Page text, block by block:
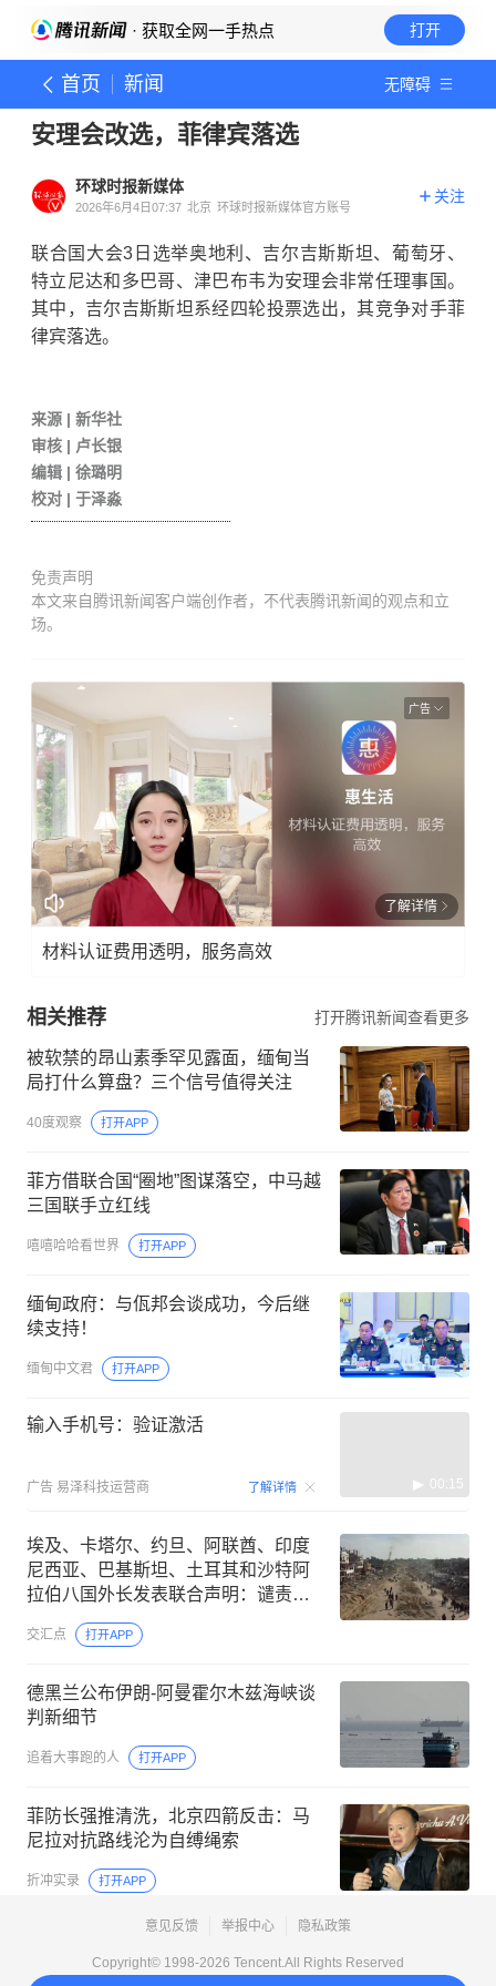
· 获取全网一手热点 打开
首页 新闻 无障碍
安理会改选，菲律宾落选
环球时报新媒体
2026年6月4日07:37 北京 环球时报新媒体官方账号
关注
联合国大会3日选举奥地利、吉尔吉斯斯坦、葡萄牙、
特立尼达和多巴哥、津巴布韦为安理会非常任理事国。
其中， 吉尔吉斯斯坦系经四轮投票选出，其竞争对手菲
律宾落选。
来源 | 新华社
审核 | 卢长银
编辑 | 徐璐明
校对 | 于泽淼
免责声明
本文来自腾讯新闻客户端创作者，不代表腾讯新闻的观点和立
场。
广告
了解详情
材料认证费用透明，服务高效
相关推荐 打开腾讯新闻查看更多
被软禁的昂山素季罕见露面，缅甸当
局打什么算盘？三个信号值得关注
40度观察 打开APP
菲方借联合国“圈地”图谋落空，中马越
三国联手立红线
嘻嘻哈哈看世界 打开APP
缅甸政府：与佤邦会谈成功，今后继
续支持！
缅甸中文君 打开APP
输入手机号：验证激活
广告 易泽科技运营商 了解详情 00:15
埃及、卡塔尔、约旦、阿联酋、印度
尼西亚、巴基斯坦、土耳其和沙特阿
拉伯八国外长发表联合声明：谴责以
色列在加沙地带持续的侵犯行为
交汇点 打开APP
德黑兰公布伊朗-阿曼霍尔木兹海峡谈
判新细节
追着大事跑的人 打开APP
菲防长强推清洗，北京四箭反击：马
尼拉对抗路线沦为自缚绳索
折冲实录 打开APP
意见反馈 举报中心 隐私政策
Copyright© 1998-2026 Tencent.All Rights Reserved